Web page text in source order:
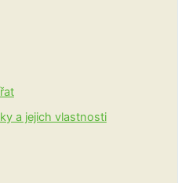
a jejich vlastnosti